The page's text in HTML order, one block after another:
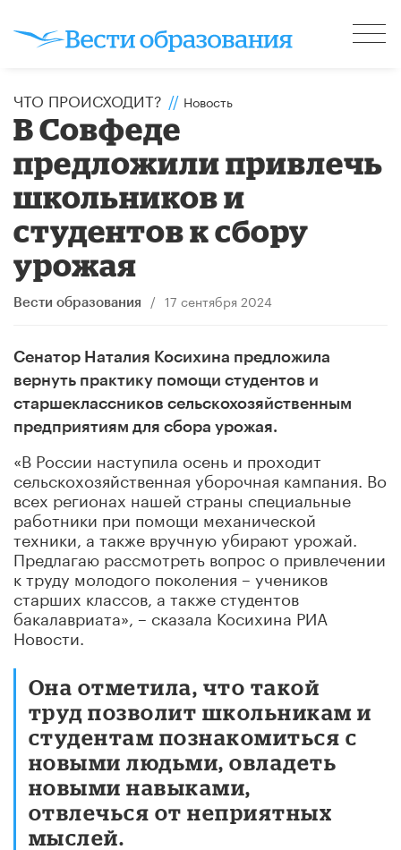
ЧТО ПРОИСХОДИТ? // Новость
В Совфеде
предложили привлечь
школьников и
студентов к сбору
урожая
Вести образования / 17 сентября 2024
Сенатор Наталия Косихина предложила
вернуть практику помощи студентов и
старшеклассников сельскохозяйственным
предприятиям для сбора урожая.
«В России наступила осень и проходит
сельскохозяйственная уборочная кампания. Во
всех регионах нашей страны специальные
работники при помощи механической
техники, а также вручную убирают урожай.
Предлагаю рассмотреть вопрос о привлечении
к труду молодого поколения – учеников
старших классов, а также студентов
бакалавриата», – сказала Косихина РИА
Новости.
Она отметила, что такой
труд позволит школьникам и
студентам познакомиться с
новыми людьми, овладеть
новыми навыками,
отвлечься от неприятных
мыслей.